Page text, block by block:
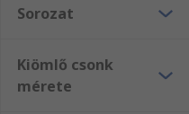
Sorozat
Kiömlő csonk
mérete